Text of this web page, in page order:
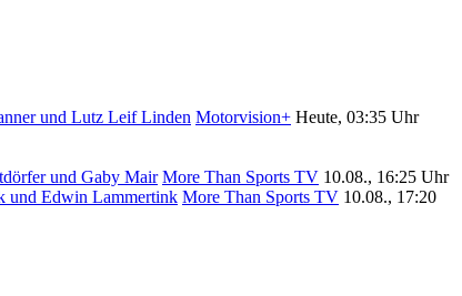
und Lutz Leif Linden Motorvision+ Heute, 03:35 Uhr
und Gaby Mair More Than Sports TV 10.08., 16:25 Uhr
und Edwin Lammertink More Than Sports TV 10.08., 17:20